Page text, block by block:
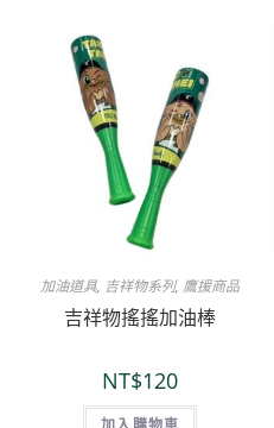
加油道具, 吉祥物系列, 鷹援商品
吉祥物搖搖加油棒
NT$120